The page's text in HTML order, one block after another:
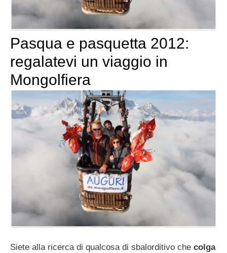
Pasqua e pasquetta 2012:
regalatevi un viaggio in
Mongolfiera
Siete alla ricerca di qualcosa di sbalorditivo che colga